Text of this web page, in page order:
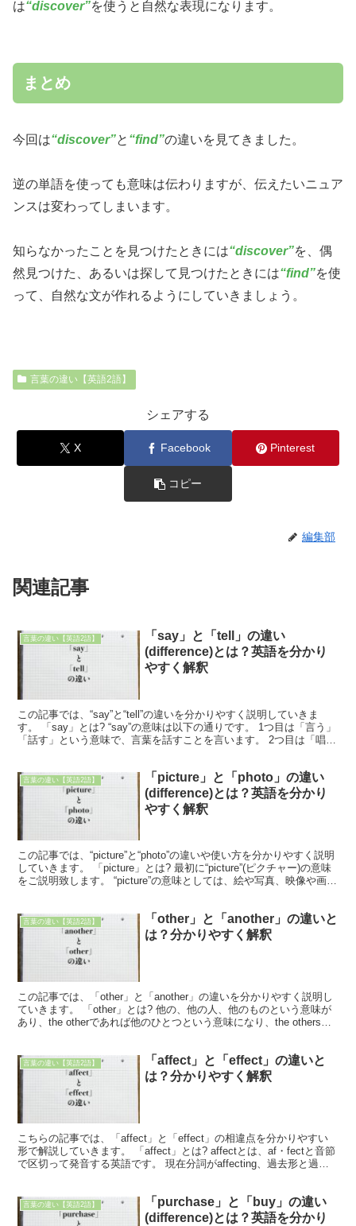
は“discover”を使うと自然な表現になります。
まとめ
今回は“discover”と “find”の違いを見てきました。
逆の単語を使っても意味は伝わりますが、伝えたいニュア
ンスは変わってしまいます。
知らなかったことを見つけたときには“discover”を、偶
然見つけた、あるいは探して見つけたときには“find”を使
って、自然な文が作れるようにしていきましょう。
言葉の違い【英語2語】
シェアする
X Facebook Pinterest
コピー
編集部
関連記事
言葉の違い【英語2語】
「say」と「tell」の違い
(difference)とは？英語を分かり
やすく解釈
この記事では、“say”と“tell”の違いを分かりやすく説明していきま
す。 「say」とは? “say”の意味は以下の通りです。 1つ目は「言う」
「話す」という意味で、言葉を話すことを言います。 2つ目は「唱え
言葉の違い【英語2語】
「picture」と「photo」の違い
(difference)とは？英語を分かり
やすく解釈
この記事では、“picture”と“photo”の違いや使い方を分かりやすく説明
していきます。 「picture」とは? 最初に“picture”(ピクチャー)の意味
をご説明致します。 “picture”の意味としては、絵や写真、映像や画
言葉の違い【英語2語】
「other」と「another」の違いと
は？分かりやすく解釈
この記事では、「other」と「another」の違いを分かりやすく説明し
ていきます。 「other」とは? 他の、他の人、他のものという意味が
あり、the otherであれば他のひとつという意味になり、the othersで
言葉の違い【英語2語】
「affect」と「effect」の違いと
は？分かりやすく解釈
こちらの記事では、「affect」と「effect」の相違点を分かりやすい
形で解説していきます。 「affect」とは? affectとは、af・fectと音節
で区切って発音する英語です。 現在分詞がaffecting、過去形と過去
言葉の違い【英語2語】
「purchase」と「buy」の違い
(difference)とは？英語を分かり